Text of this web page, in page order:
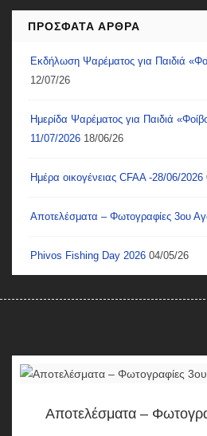
ΠΡΌΣΦΑΤΑ ΆΡΘΡΑ
Εκδήλωση Ψαρέματος για Παιδιά
12/07/26
Ημερίδα Ψαρέματος για Παιδιά
11/07/2026 18/06/26
Ημέρα οικογένειας CFAA -28/06/2026
Αποτελέσματα – Φωτογραφίες 3ου
Phivos Fishing Day 2026 04/05/26
Αποτελέσματα –